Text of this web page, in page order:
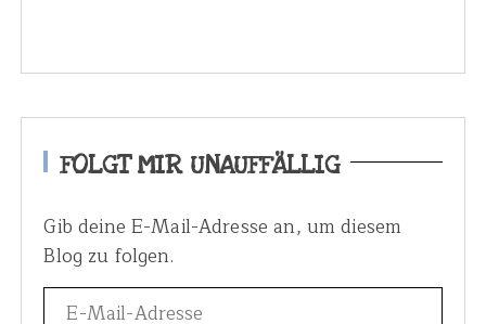
FOLGT MIR UNAUFFÄLLIG
Gib deine E-Mail-Adresse an, um diesem
Blog zu folgen.